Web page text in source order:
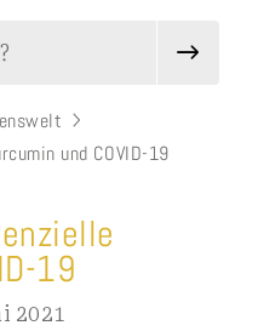
und COVID-19
19
2021